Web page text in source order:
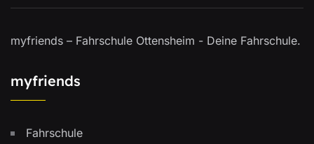
myfriends – Fahrschule Ottensheim - Deine Fahrschule.
myfriends
Fahrschule